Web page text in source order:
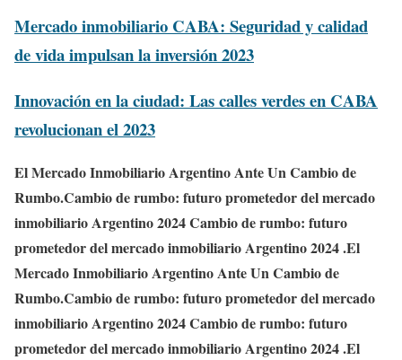
Mercado inmobiliario CABA: Seguridad y calidad
de vida impulsan la inversión 2023
Innovación en la ciudad: Las calles verdes en CABA
revolucionan el 2023
El Mercado Inmobiliario Argentino Ante Un Cambio de
Rumbo.Cambio de rumbo: futuro prometedor del mercado
inmobiliario Argentino 2024 Cambio de rumbo: futuro
prometedor del mercado inmobiliario Argentino 2024 .El
Mercado Inmobiliario Argentino Ante Un Cambio de
Rumbo.Cambio de rumbo: futuro prometedor del mercado
inmobiliario Argentino 2024 Cambio de rumbo: futuro
prometedor del mercado inmobiliario Argentino 2024 .El